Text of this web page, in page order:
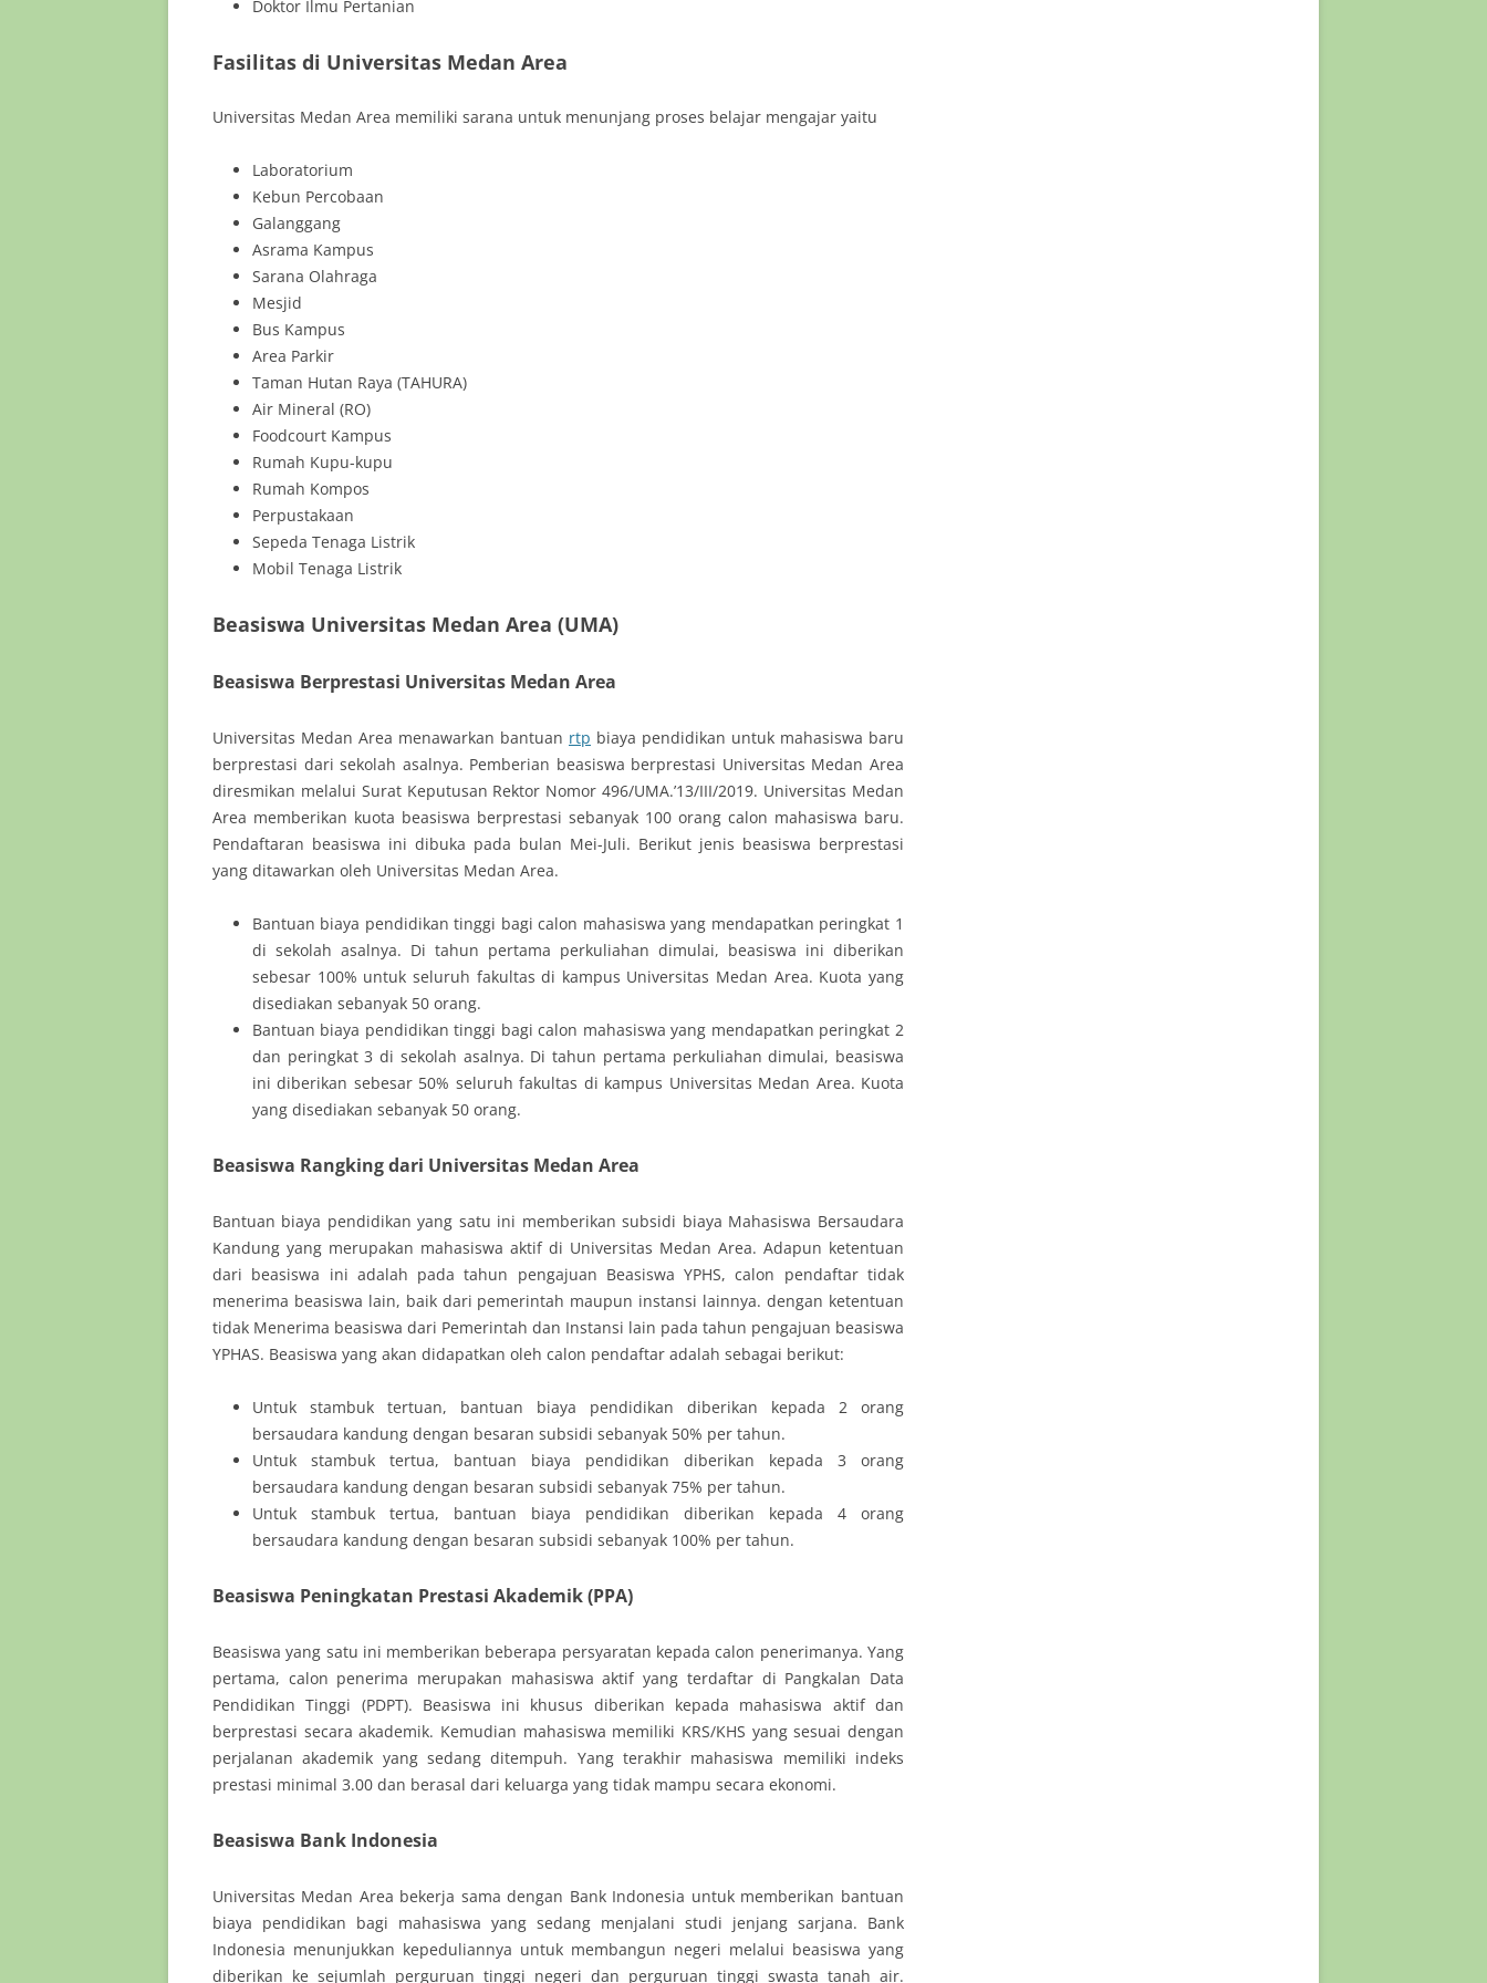
Doktor Ilmu Pertanian
Fasilitas di Universitas Medan Area
Universitas Medan Area memiliki sarana untuk menunjang proses belajar mengajar yaitu
Laboratorium
Kebun Percobaan
Galanggang
Asrama Kampus
Sarana Olahraga
Mesjid
Bus Kampus
Area Parkir
Taman Hutan Raya (TAHURA)
Air Mineral (RO)
Foodcourt Kampus
Rumah Kupu-kupu
Rumah Kompos
Perpustakaan
Sepeda Tenaga Listrik
Mobil Tenaga Listrik
Beasiswa Universitas Medan Area (UMA)
Beasiswa Berprestasi Universitas Medan Area
Universitas Medan Area menawarkan bantuan rtp biaya pendidikan untuk mahasiswa baru
berprestasi dari sekolah asalnya. Pemberian beasiswa berprestasi Universitas Medan Area
diresmikan melalui Surat Keputusan Rektor Nomor 496/UMA.’13/III/2019. Universitas Medan
Area memberikan kuota beasiswa berprestasi sebanyak 100 orang calon mahasiswa baru.
Pendaftaran beasiswa ini dibuka pada bulan Mei-Juli. Berikut jenis beasiswa berprestasi
yang ditawarkan oleh Universitas Medan Area.
Bantuan biaya pendidikan tinggi bagi calon mahasiswa yang mendapatkan peringkat 1
di sekolah asalnya. Di tahun pertama perkuliahan dimulai, beasiswa ini diberikan
sebesar 100% untuk seluruh fakultas di kampus Universitas Medan Area. Kuota yang
disediakan sebanyak 50 orang.
Bantuan biaya pendidikan tinggi bagi calon mahasiswa yang mendapatkan peringkat 2
dan peringkat 3 di sekolah asalnya. Di tahun pertama perkuliahan dimulai, beasiswa
ini diberikan sebesar 50% seluruh fakultas di kampus Universitas Medan Area. Kuota
yang disediakan sebanyak 50 orang.
Beasiswa Rangking dari Universitas Medan Area
Bantuan biaya pendidikan yang satu ini memberikan subsidi biaya Mahasiswa Bersaudara
Kandung yang merupakan mahasiswa aktif di Universitas Medan Area. Adapun ketentuan
dari beasiswa ini adalah pada tahun pengajuan Beasiswa YPHS, calon pendaftar tidak
menerima beasiswa lain, baik dari pemerintah maupun instansi lainnya. dengan ketentuan
tidak Menerima beasiswa dari Pemerintah dan Instansi lain pada tahun pengajuan beasiswa
YPHAS. Beasiswa yang akan didapatkan oleh calon pendaftar adalah sebagai berikut:
Untuk stambuk tertuan, bantuan biaya pendidikan diberikan kepada 2 orang
bersaudara kandung dengan besaran subsidi sebanyak 50% per tahun.
Untuk stambuk tertua, bantuan biaya pendidikan diberikan kepada 3 orang
bersaudara kandung dengan besaran subsidi sebanyak 75% per tahun.
Untuk stambuk tertua, bantuan biaya pendidikan diberikan kepada 4 orang
bersaudara kandung dengan besaran subsidi sebanyak 100% per tahun.
Beasiswa Peningkatan Prestasi Akademik (PPA)
Beasiswa yang satu ini memberikan beberapa persyaratan kepada calon penerimanya. Yang
pertama, calon penerima merupakan mahasiswa aktif yang terdaftar di Pangkalan Data
Pendidikan Tinggi (PDPT). Beasiswa ini khusus diberikan kepada mahasiswa aktif dan
berprestasi secara akademik. Kemudian mahasiswa memiliki KRS/KHS yang sesuai dengan
perjalanan akademik yang sedang ditempuh. Yang terakhir mahasiswa memiliki indeks
prestasi minimal 3.00 dan berasal dari keluarga yang tidak mampu secara ekonomi.
Beasiswa Bank Indonesia
Universitas Medan Area bekerja sama dengan Bank Indonesia untuk memberikan bantuan
biaya pendidikan bagi mahasiswa yang sedang menjalani studi jenjang sarjana. Bank
Indonesia menunjukkan kepeduliannya untuk membangun negeri melalui beasiswa yang
diberikan ke sejumlah perguruan tinggi negeri dan perguruan tinggi swasta tanah air.